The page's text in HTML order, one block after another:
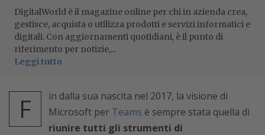
DigitalWorld è il magazine online per chi in azienda crea,
gestisce, acquista o utilizza prodotti e servizi informatici e
digitali. Con aggiornamenti quotidiani, è il punto di
riferimento per notizie,...
Leggi tutto
F
in dalla sua nascita nel 2017, la visione di
Microsoft per Teams è sempre stata quella di
riunire tutti gli strumenti di